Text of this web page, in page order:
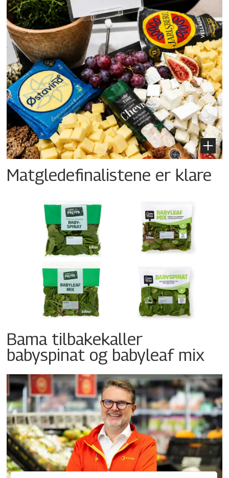
Matgledefinalistene er klare
Bama tilbakekaller
babyspinat og babyleaf mix